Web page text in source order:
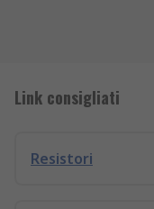
Link consigliati
Resistori